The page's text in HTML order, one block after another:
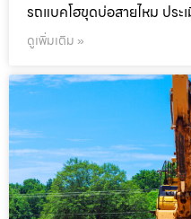
รถแบคโฮขุดบ่อสายไหม ประ
ดูเพิ่มเติม »